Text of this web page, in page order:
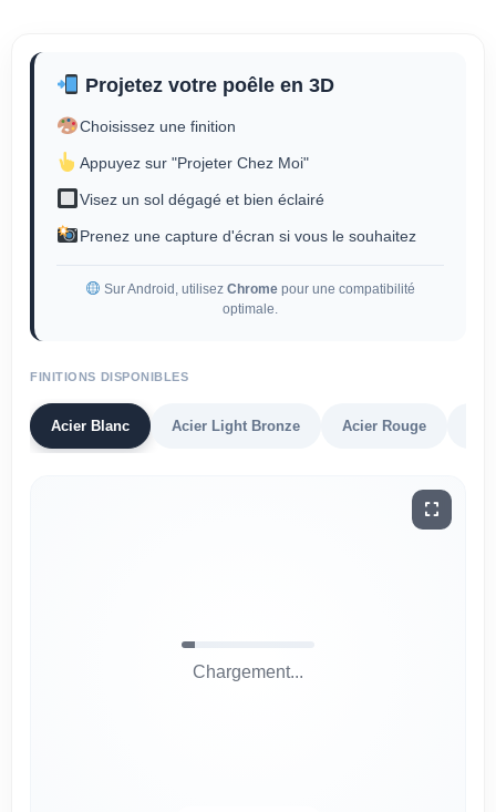
Projetez votre poêle en 3D
Choisissez une finition
Appuyez sur "Projeter Chez Moi"
Visez un sol dégagé et bien éclairé
Prenez une capture d'écran si vous le souhaitez
Sur Android, utilisez Chromepour une compatibilité
optimale.
FINITIONS DISPONIBLES
Acier Blanc Acier Light Bronze Acier Rouge
Chargement...